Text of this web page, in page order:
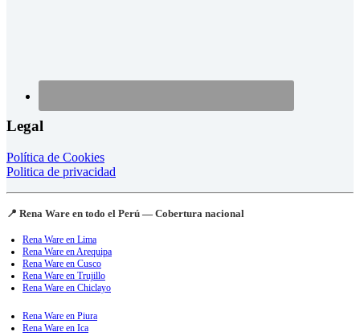
Legal
Política de Cookies
Politica de privacidad
📍 Rena Ware en todo el Perú — Cobertura nacional
Rena Ware en Lima
Rena Ware en Arequipa
Rena Ware en Cusco
Rena Ware en Trujillo
Rena Ware en Chiclayo
Rena Ware en Piura
Rena Ware en Ica